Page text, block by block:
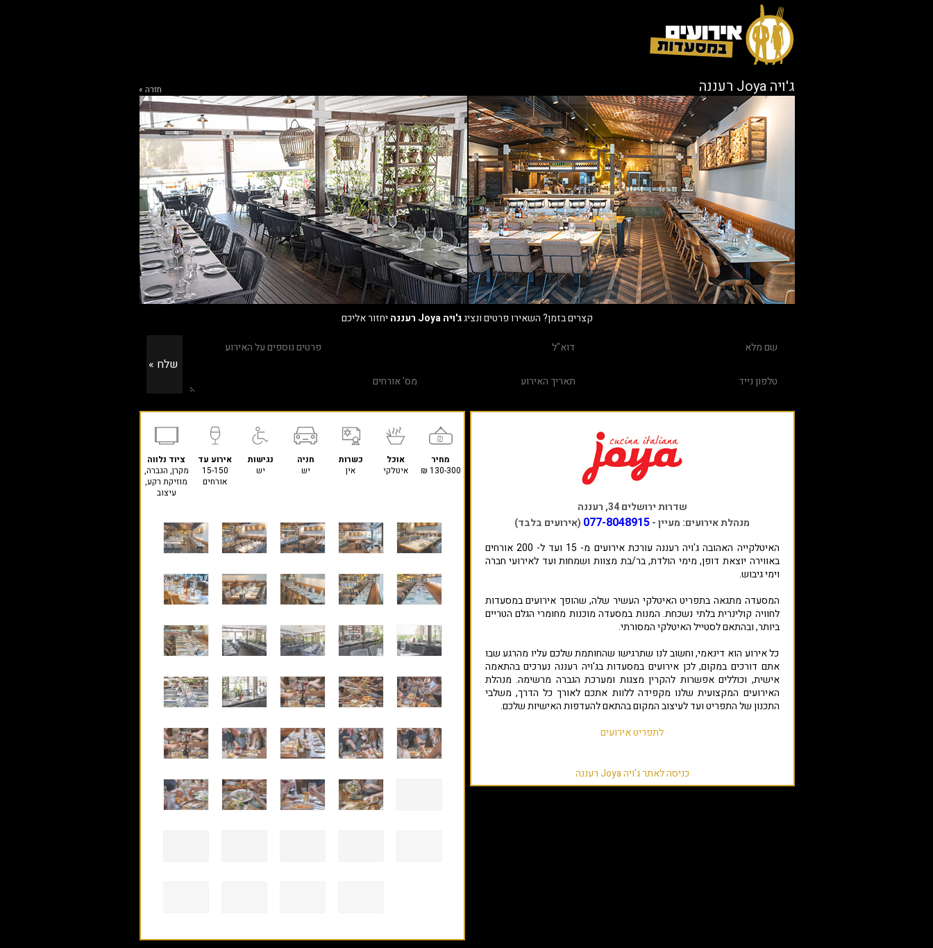
חזרה » ג'ויה Joya רעננה
קצרים בזמן? השאירו פרטים ונציגג'ויה Joya רעננה יחזור אליכם
שדרות ירושלים 34, רעננה
מנהלת אירועים: מעיין -077-8048915 (אירועים בלבד)
האיטלקייה האהובה ג'ויה רעננה עורכת אירועים מ- 15 ועד ל- 200 אורחים
באווירה יוצאת דופן, מימי הולדת, בר/בת מצוות ושמחות ועד לאירועי חברה
וימי גיבוש.
המסעדה מתגאה בתפריט האיטלקי העשיר שלה, שהופך אירועים במסעדות
לחוויה קולינרית בלתי נשכחת. המנות במסעדה מוכנות מחומרי הגלם הטריים
ביותר, ובהתאם לסטייל האיטלקי המסורתי.
כל אירוע הוא דינאמי, וחשוב לנו שתרגישו שהחותמת שלכם עליו מהרגע שבו
אתם דורכים במקום, לכן אירועים במסעדות בג'ויה רעננה נערכים בהתאמה
אישית, וכוללים אפשרות להקרין מצגות ומערכת הגברה מרשימה. מנהלת
האירועים המקצועית שלנו מקפידה ללוות אתכם לאורך כל הדרך, משלבי
התכנון של התפריט ועד לעיצוב המקום בהתאם להעדפות האישיות שלכם.
לתפריט אירועים
כניסה לאתר ג'ויה Joya רעננה
מחיר אוכל כשרות חניה נגישות אירוע עד
ציוד נלווה
130-300 ₪
איטלקי אין יש יש
15-150
אורחים
מקרן, הגברה,
מוזיקת רקע,
עיצוב